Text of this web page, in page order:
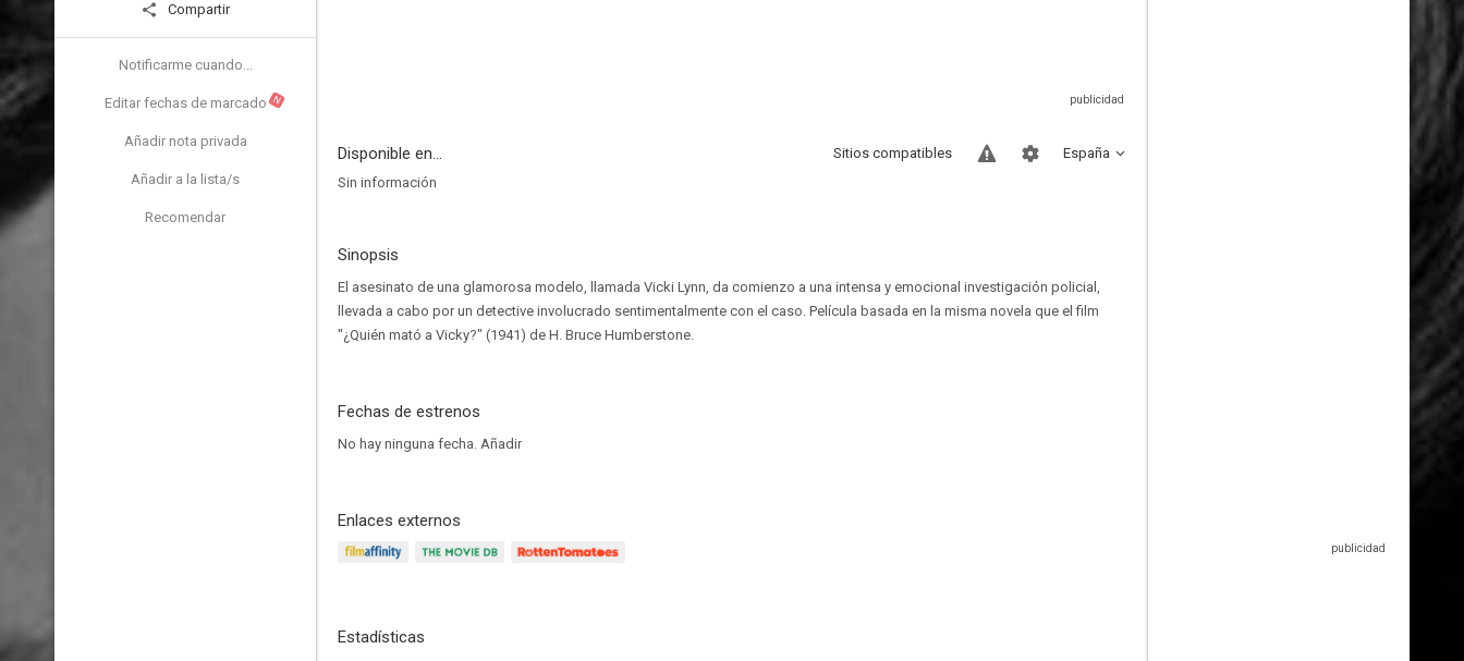
Compartir
Notificarme cuando...
Editar fechas de marcado N
Añadir nota privada
Añadir a la lista/s
Recomendar
Disponible en... España
Sitios compatibles
Sin información
Sinopsis
El asesinato de una glamorosa modelo, llamada Vicki Lynn, da comienzo a una intensa y emocional investigación policial,
llevada a cabo por un detective involucrado sentimentalmente con el caso. Película basada en la misma novela que el film
"¿Quién mató a Vicky?" (1941) de H. Bruce Humberstone.
Fechas de estrenos
No hay ninguna fecha. Añadir
Enlaces externos
Estadísticas